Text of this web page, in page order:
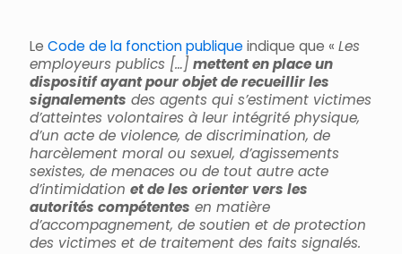
Le Code de la fonction publique indique que « Les
employeurs publics […] mettent en place un
dispositif ayant pour objet de recueillir les
signalements des agents qui s’estiment victimes
d’atteintes volontaires à leur intégrité physique,
d’un acte de violence, de discrimination, de
harcèlement moral ou sexuel, d’agissements
sexistes, de menaces ou de tout autre acte
d’intimidation et de les orienter vers les
autorités compétentes en matière
d’accompagnement, de soutien et de protection
des victimes et de traitement des faits signalés.